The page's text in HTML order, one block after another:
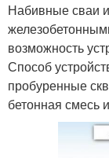
Набивные сваи
возможность
Способ
пробуренные
бетонная смесь